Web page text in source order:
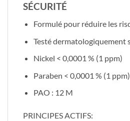
SÉCURITÉ
Formulé pour réduire les
Testé dermatologiquement
Nickel < 0,0001 % (1 ppm)
Paraben < 0,0001 % (1 ppm)
PAO : 12 M
PRINCIPES ACTIFS: